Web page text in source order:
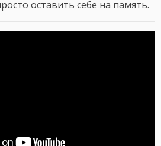
оставить себе на память.